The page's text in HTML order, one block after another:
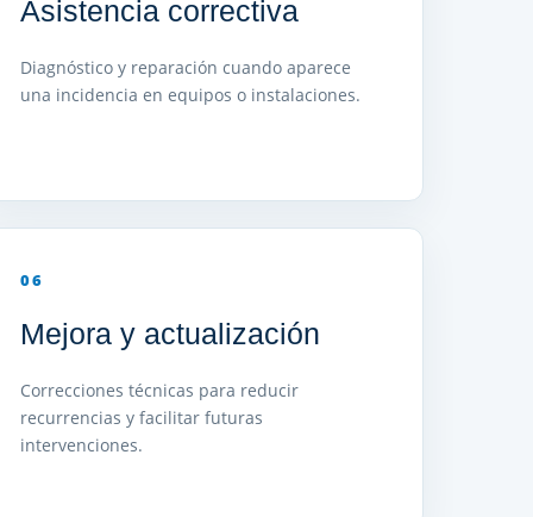
Asistencia correctiva
Diagnóstico y reparación cuando aparece
una incidencia en equipos o instalaciones.
06
Mejora y actualización
Correcciones técnicas para reducir
recurrencias y facilitar futuras
intervenciones.